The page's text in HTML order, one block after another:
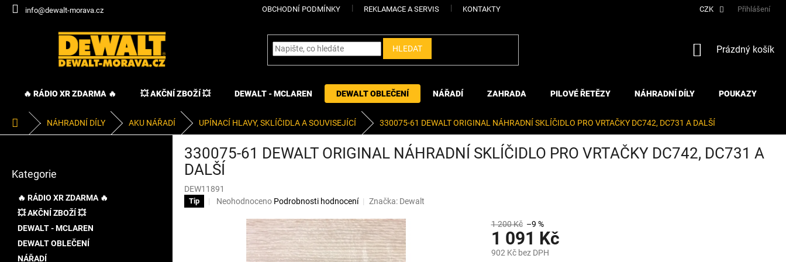
Přejít
info@dewalt-morava.cz OBCHODNÍ PODMÍNKY REKLAMACE A SERVIS KONTAKTY CZK Přihlášení
HLEDAT
NÁKUPNÍ
Prázdný košík
🔥 RÁDIO XR ZDARMA 🔥 💥 AKČNÍ ZBOŽÍ 💥 DEWALT - MCLAREN DEWALT OBLEČENÍ NÁŘADÍ ZAHRADA PILOVÉ ŘETĚZY NÁHRADNÍ DÍLY POUKAZY
Domů NÁHRADNÍ DÍLY AKU NÁŘADÍ UPÍNACÍ HLAVY, SKLÍČIDLA A SOUVISEJÍCÍ 330075-61 DEWALT ORIGINAL NÁHRADNÍ SKLÍČIDLO PRO VRTAČKY DC742, DC731 A DALŠÍ
kategorie
Kategorie
🔥 RÁDIO XR ZDARMA 🔥
💥 AKČNÍ ZBOŽÍ 💥
DEWALT - MCLAREN
DEWALT OBLEČENÍ
NÁŘADÍ
330075-61 DEWALT ORIGINAL NÁHRADNÍ SKLÍČIDLO PRO VRTAČKY DC742, DC731 A
DALŠÍ
DEW11891
Tip
Průměrné
produktu
Neohodnoceno Podrobnosti hodnocení Značka: Dewalt
1 200 Kč –9 %
1 091 Kč
902 Kč bez DPH